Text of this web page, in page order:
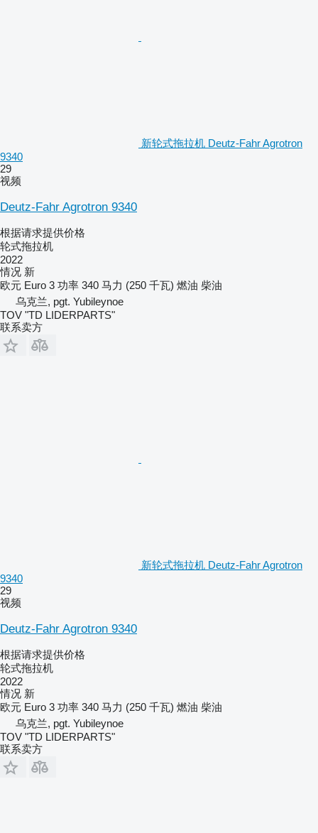
新轮式拖拉机 Deutz-Fahr Agrotron
9340
29
视频
Deutz-Fahr Agrotron 9340
根据请求提供价格
轮式拖拉机
2022
情况 新
欧元 Euro 3 功率 340 马力 (250 千瓦) 燃油 柴油
乌克兰, pgt. Yubileynoe
TOV "TD LIDERPARTS"
联系卖方
新轮式拖拉机 Deutz-Fahr Agrotron
9340
29
视频
Deutz-Fahr Agrotron 9340
根据请求提供价格
轮式拖拉机
2022
情况 新
欧元 Euro 3 功率 340 马力 (250 千瓦) 燃油 柴油
乌克兰, pgt. Yubileynoe
TOV "TD LIDERPARTS"
联系卖方